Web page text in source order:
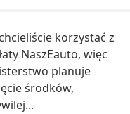
korzystać z
NaszEauto, więc
planuje
środków,